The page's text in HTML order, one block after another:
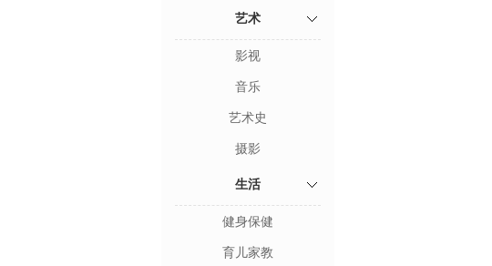
艺术
影视
音乐
艺术史
摄影
生活
健身保健
育儿家教